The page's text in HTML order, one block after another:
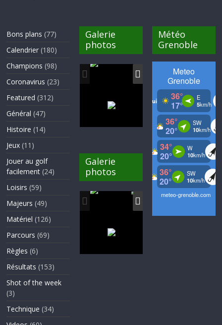
Bons plans (77)
Calendrier (180)
Champions (98)
Coronavirus (23)
Featured (312)
Général (47)
Histoire (14)
Jeux (11)
Jouer au golf
facilement (24)
Loisirs (59)
Majeurs (49)
Matériel (126)
Parcours (69)
Règles (6)
Résultats (153)
Shot of the week
(3)
Technique (34)
Galerie
photos
Galerie
photos
Météo
Grenoble